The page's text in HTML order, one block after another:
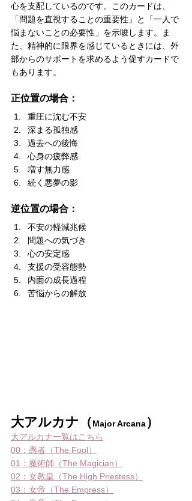
心を支配しているのです。このカードは、
「問題を直視することの重要性」と「一人で
悩まないことの必要性」を示唆します。ま
た、精神的に限界を感じているときには、外
部からのサポートを求めるよう促すカードで
もあります。
正位置の場合：
重圧に沈む不安
深まる孤独感
過去への後悔
心身の疲弊感
増す無力感
続く悪夢の影
逆位置の場合：
不安の軽減兆候
問題への気づき
心の安定感
支援の受容態勢
内面の成長過程
苦悩からの解放
大アルカナ（Major Arcana）
大アルカナ一覧はこちら
00：愚者（The Fool）
01：魔術師（The Magician）
02：女教皇（The High Priestess）
03：女帝（The Empress）